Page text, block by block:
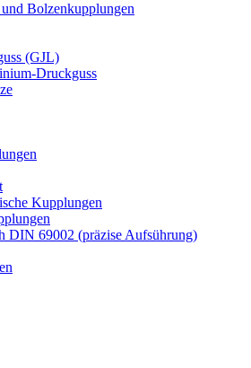
Bolzenkupplungen
(GJL)
Druckguss
Kupplungen
DIN 69002 (präzise Aufsührung)